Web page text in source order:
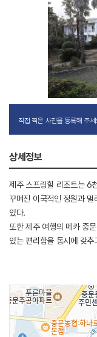
직접 찍은 사진을 등록해 주세
상세정보
제주 스프링힐 리조트는 6
꾸며진 이국적인 정원과
있다.
또한 제주 여행의 메카 중
있는 편리함을 동시에 갖
일상생활에서 맛보지 못
바라보며 노란 감귤이 가
제주에서의 추억을 가슴에
다양한 설비를 갖추고 있
편안하게 머무를 수 있도